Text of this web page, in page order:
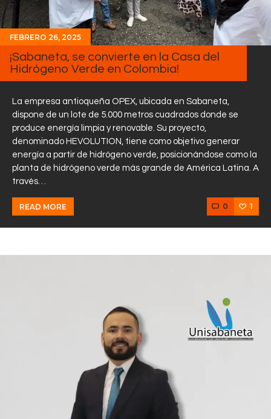
Sobre Nosotros
Contactos
FEBRERO 26, 2025
¡Sabaneta, se convierte en la Casa del
Hidrógeno Verde en Colombia!
La empresa antioqueña OPEX, ubicada en Sabaneta,
dispone de un lote de 5.000 metros cuadrados donde se
produce energía limpia y renovable. Su proyecto,
denominado HEVOLUTION, tiene como objetivo generar
energía a partir de hidrógeno verde, posicionándose como la
planta de hidrógeno verde más grande de América Latina. A
través…
READ MORE 0 1